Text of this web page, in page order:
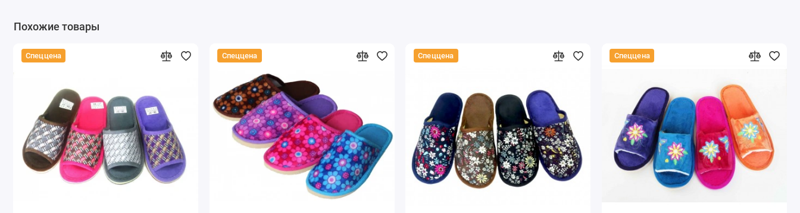
Похожие товары
Спеццена Спеццена Спеццена Спеццена